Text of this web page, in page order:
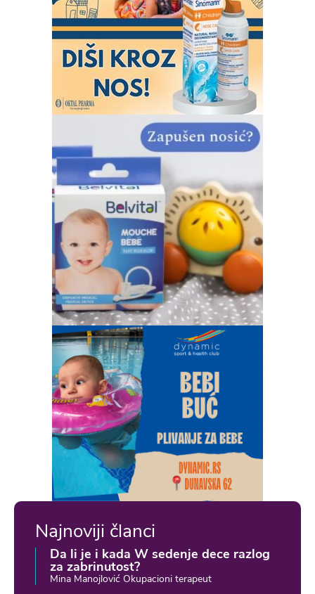
Najnoviji članci
Da li je i kada W sedenje dece razlog
za zabrinutost?
Mina Manojlović Okupacioni terapeut